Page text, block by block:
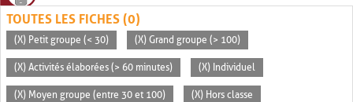
TOUTES LES FICHES (0)
(X) Petit groupe (< 30) (X) Grand groupe (> 100)
(X) Activités élaborées (> 60 minutes) (X) Individuel
(X) Moyen groupe (entre 30 et 100) (X) Hors classe